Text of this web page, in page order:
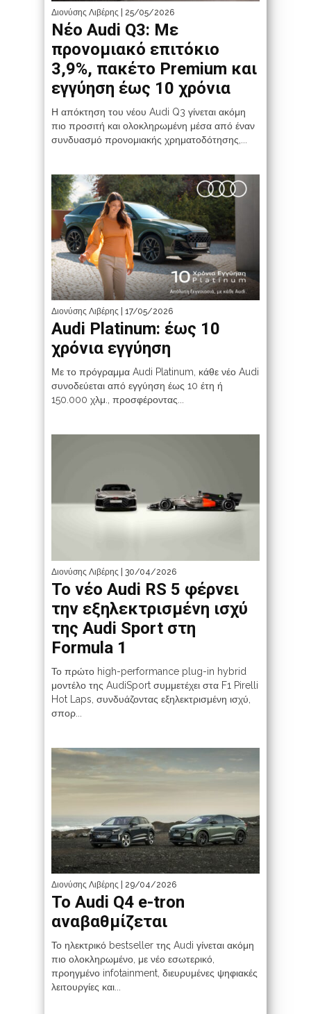
Διονύσης Λιβέρης | 25/05/2026
Νέο Audi Q3: Mε
προνομιακό επιτόκιο
3,9%, πακέτο Premium και
εγγύηση έως 10 χρόνια
Η απόκτηση του νέου Audi Q3 γίνεται ακόμη
πιο προσιτή και ολοκληρωμένη μέσα από έναν
συνδυασμό προνομιακής χρηματοδότησης,...
Διονύσης Λιβέρης | 17/05/2026
Audi Platinum: έως 10
χρόνια εγγύηση
Με το πρόγραμμα Audi Platinum, κάθε νέο Audi
συνοδεύεται από εγγύηση έως 10 έτη ή
150.000 χλμ., προσφέροντας...
Διονύσης Λιβέρης | 30/04/2026
Το νέο Audi RS 5 φέρνει
την εξηλεκτρισμένη ισχύ
της Audi Sport στη
Formula 1
Το πρώτο high-performance plug-in hybrid
μοντέλο της AudiSport συμμετέχει στα F1 Pirelli
Hot Laps, συνδυάζοντας εξηλεκτρισμένη ισχύ,
σπορ...
Διονύσης Λιβέρης | 29/04/2026
Το Audi Q4 e-tron
αναβαθμίζεται
Το ηλεκτρικό bestseller της Audi γίνεται ακόμη
πιο ολοκληρωμένο, με νέο εσωτερικό,
προηγμένο infotainment, διευρυμένες ψηφιακές
λειτουργίες και...